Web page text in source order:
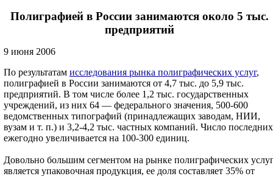
Полиграфией в России занимаются около 5 тыс.
предприятий
9 июня 2006
По результатам исследования рынка полиграфических услуг,
полиграфией в России занимаются от 4,7 тыс. до 5,9 тыс.
предприятий. В том числе более 1,2 тыс. государственных
учреждений, из них 64 — федерального значения, 500-600
ведомственных типографий (принадлежащих заводам, НИИ,
вузам и т. п.) и 3,2-4,2 тыс. частных компаний. Число последних
ежегодно увеличивается на 100-300 единиц.
Довольно большим сегментом на рынке полиграфических
является упаковочная продукция, ее доля составляет 35% от